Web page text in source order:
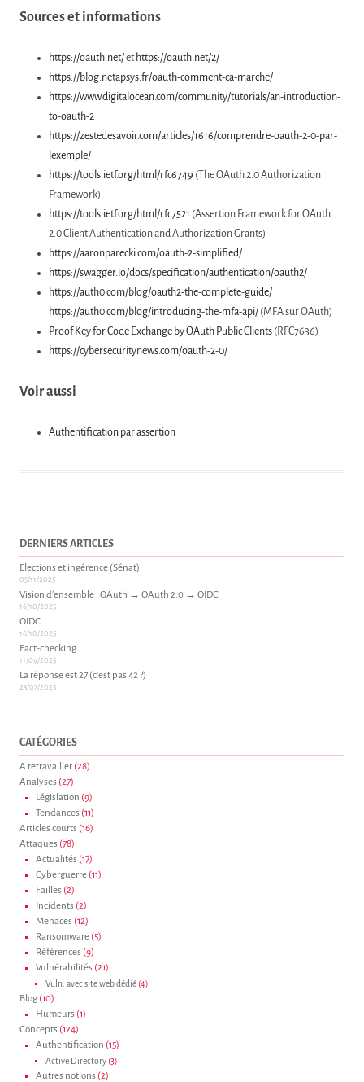
Sources et informations
https://oauth.net/et https://oauth.net/2/
https://blog.netapsys.fr/oauth-comment-ca-marche/
https://www.digitalocean.com/community/tutorials/an-introduction-
to-oauth-2
https://zestedesavoir.com/articles/1616/comprendre-oauth-2-0-par-
lexemple/
https://tools.ietf.org/html/rfc6749 (The OAuth 2.0 Authorization
Framework)
https://tools.ietf.org/html/rfc7521 (Assertion Framework for OAuth
2.0 Client Authentication and Authorization Grants)
https://aaronparecki.com/oauth-2-simplified/
https://swagger.io/docs/specification/authentication/oauth2/
https://auth0.com/blog/oauth2-the-complete-guide/
https://auth0.com/blog/introducing-the-mfa-api/ (MFA sur OAuth)
Proof Key for Code Exchange by OAuth Public Clients (RFC7636)
https://cybersecuritynews.com/oauth-2-0/
Voir aussi
Authentification par assertion
DERNIERS ARTICLES
Elections et ingérence (Sénat)
05/11/2025
Vision d’ensemble : OAuth → OAuth 2.0 → OIDC
16/10/2025
OIDC
16/10/2025
Fact-checking
11/09/2025
La réponse est 27 (c’est pas 42 ?)
23/07/2025
CATÉGORIES
A retravailler (28)
Analyses (27)
Législation (9)
Tendances (11)
Articles courts (16)
Attaques (78)
Actualités (17)
Cyberguerre (11)
Failles (2)
Incidents (2)
Menaces (12)
Ransomware (5)
Références (9)
Vulnérabilités (21)
Vuln. avec site web dédié (4)
Blog(10)
Humeurs (1)
Concepts (124)
Authentification (15)
Active Directory (3)
Autres notions (2)